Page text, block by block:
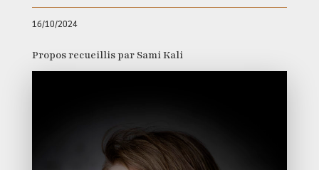
16/10/2024
Propos recueillis par Sami Kali